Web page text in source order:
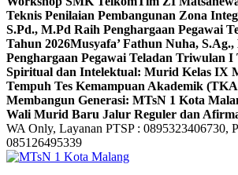
Teknis Penilaian Pembangunan Zona
S.Pd., M.Pd Raih Penghargaan Pegawai
Tahun 2026Musyafa’ Fathun Nuha,
Penghargaan Pegawai Teladan Triwulan I
Spiritual dan Intelektual: Murid Kelas IX
Tempuh Tes Kemampuan Akademik
Membangun Generasi: MTsN 1 Kota
Wali Murid Baru Jalur Reguler dan
WA Only, Layanan PTSP : 0895323406730,
085126495339